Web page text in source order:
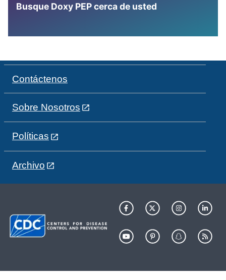
Busque Doxy PEP cerca de usted
Contáctenos
Sobre Nosotros
Políticas
Archivo